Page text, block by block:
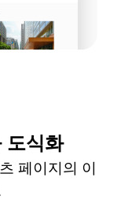
도식화
페이지의 이